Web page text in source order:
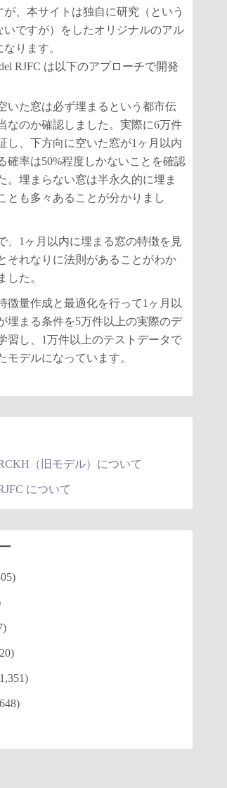
が、本サイトは独自に研究（という
いですが）をしたオリジナルのアル
ります。
RJFC は以下のアプローチで開発
いた窓は必ず埋まるという都市伝
なのか確認しました。実際に6万件
し、下方向に空いた窓が1ヶ月以内
確率は50%程度しかないことを確認
。埋まらない窓は半永久的に埋ま
とも多々あることが分かりまし
、1ヶ月以内に埋まる窓の特徴を見
それなりに法則があることがわか
した。
徴量作成と最適化を行って1ヶ月以
埋まる条件を5万件以上の実際のデ
習し、1万件以上のテストデータで
モデルになっています。
（旧モデル）について
について